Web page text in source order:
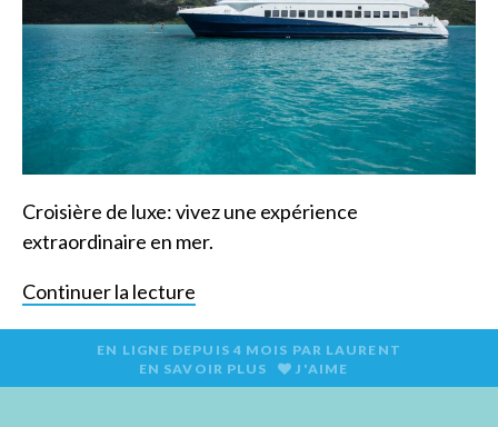
Croisière de luxe: vivez une expérience
extraordinaire en mer.
Continuer la lecture
EN LIGNE DEPUIS 4 MOIS PAR LAURENT
EN SAVOIR PLUS
J'AIME